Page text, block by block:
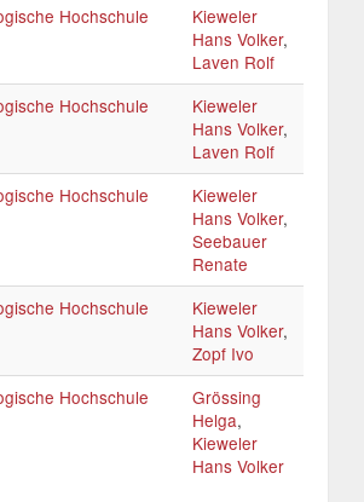
Hochschule
Kieweler
Hans Volker,
Laven Rolf
Hochschule
Kieweler
Hans Volker,
Laven Rolf
Hochschule
Kieweler
Hans Volker,
Seebauer
Renate
Hochschule
Kieweler
Hans Volker,
Zopf Ivo
Hochschule
Grössing
Helga,
Kieweler
Hans Volker